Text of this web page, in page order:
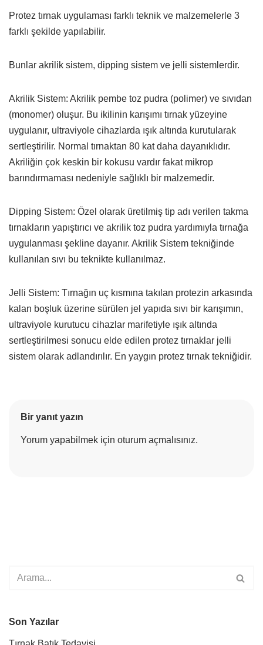
Protez tırnak uygulaması farklı teknik ve malzemelerle 3
farklı şekilde yapılabilir.
Bunlar akrilik sistem, dipping sistem ve jelli sistemlerdir.
Akrilik Sistem: Akrilik pembe toz pudra (polimer) ve sıvıdan
(monomer) oluşur. Bu ikilinin karışımı tırnak yüzeyine
uygulanır, ultraviyole cihazlarda ışık altında kurutularak
sertleştirilir. Normal tırnaktan 80 kat daha dayanıklıdır.
Akriliğin çok keskin bir kokusu vardır fakat mikrop
barındırmaması nedeniyle sağlıklı bir malzemedir.
Dipping Sistem: Özel olarak üretilmiş tip adı verilen takma
tırnakların yapıştırıcı ve akrilik toz pudra yardımıyla tırnağa
uygulanması şekline dayanır. Akrilik Sistem tekniğinde
kullanılan sıvı bu teknikte kullanılmaz.
Jelli Sistem: Tırnağın uç kısmına takılan protezin arkasında
kalan boşluk üzerine sürülen jel yapıda sıvı bir karışımın,
ultraviyole kurutucu cihazlar marifetiyle ışık altında
sertleştirilmesi sonucu elde edilen protez tırnaklar jelli
sistem olarak adlandırılır. En yaygın protez tırnak tekniğidir.
Bir yanıt yazın
Yorum yapabilmek için oturum açmalısınız.
Son Yazılar